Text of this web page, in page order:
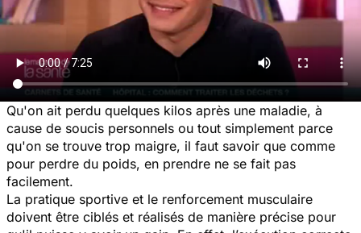
Qu'on ait perdu quelques kilos après une maladie, à
cause de soucis personnels ou tout simplement parce
qu'on se trouve trop maigre, il faut savoir que comme
pour perdre du poids, en prendre ne se fait pas
facilement.
La pratique sportive et le renforcement musculaire
doivent être ciblés et réalisés de manière précise pour